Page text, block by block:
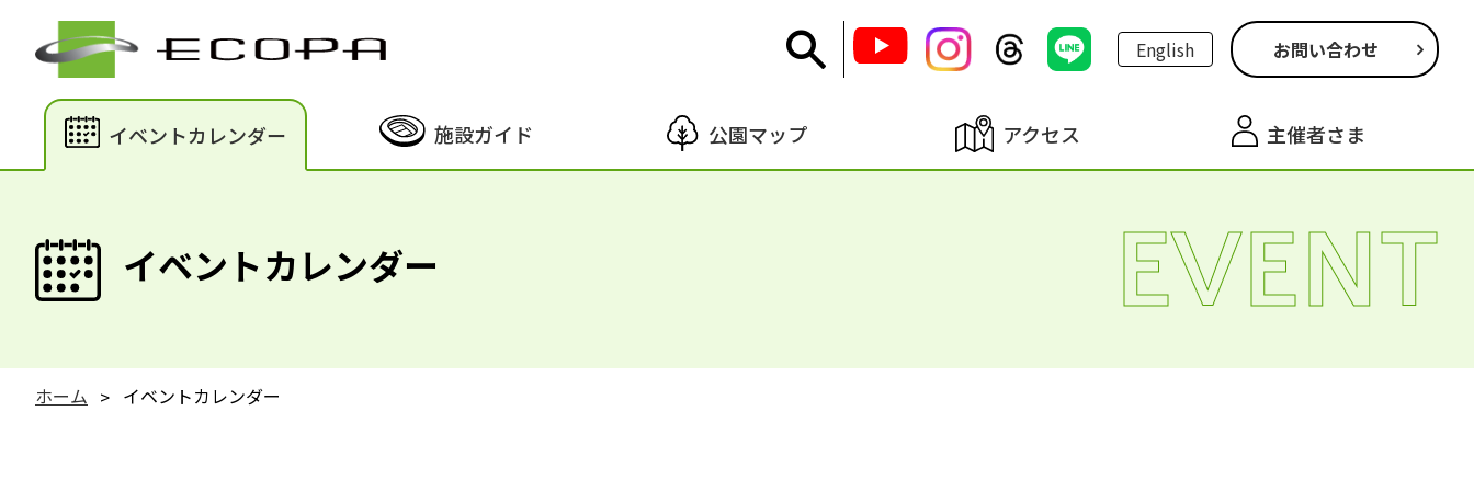
English お問い合わせ
イベントカレンダー 施設ガイド 公園マップ アクセス 主催者さま
イベントカレンダー EVENT
ホーム イベントカレンダー